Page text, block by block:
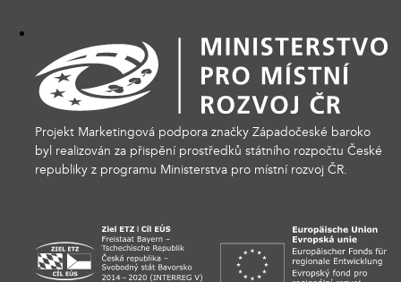
Projekt Marketingová podpora značky Západočeské baroko
byl realizován za přispění prostředků státního rozpočtu České
republiky z programu Ministerstva pro místní rozvoj ČR.